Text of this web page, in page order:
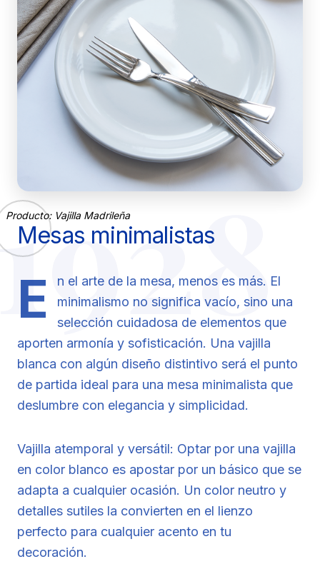
Producto: Vajilla Madrileña
Mesas minimalistas
E
n el arte de la mesa, menos es más. El
minimalismo no significa vacío, sino una
selección cuidadosa de elementos que
aporten armonía y sofisticación. Una vajilla
blanca con algún diseño distintivo será el punto
de partida ideal para una mesa minimalista que
deslumbre con elegancia y simplicidad.
Vajilla atemporal y versátil: Optar por una vajilla
en color blanco es apostar por un básico que se
adapta a cualquier ocasión. Un color neutro y
detalles sutiles la convierten en el lienzo
perfecto para cualquier acento en tu
decoración.